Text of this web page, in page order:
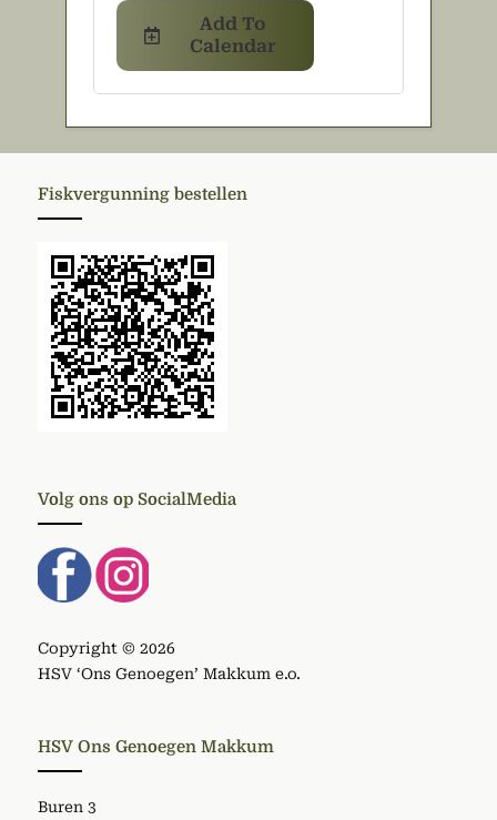
Add To
Calendar
Fiskvergunning bestellen
Volg ons op SocialMedia
Copyright © 2026
HSV ‘Ons Genoegen’ Makkum e.o.
HSV Ons Genoegen Makkum
Buren 3